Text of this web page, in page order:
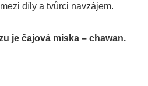
díly a tvůrci navzájem.
je čajová miska – chawan.